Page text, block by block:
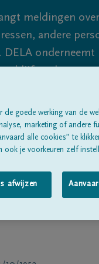
meldingen
andere
blijf waakzaam.
rouwberichtenOver
goede werking van de
marketing of andere
alle cookies” te
je voorkeuren zelf
afwijzen